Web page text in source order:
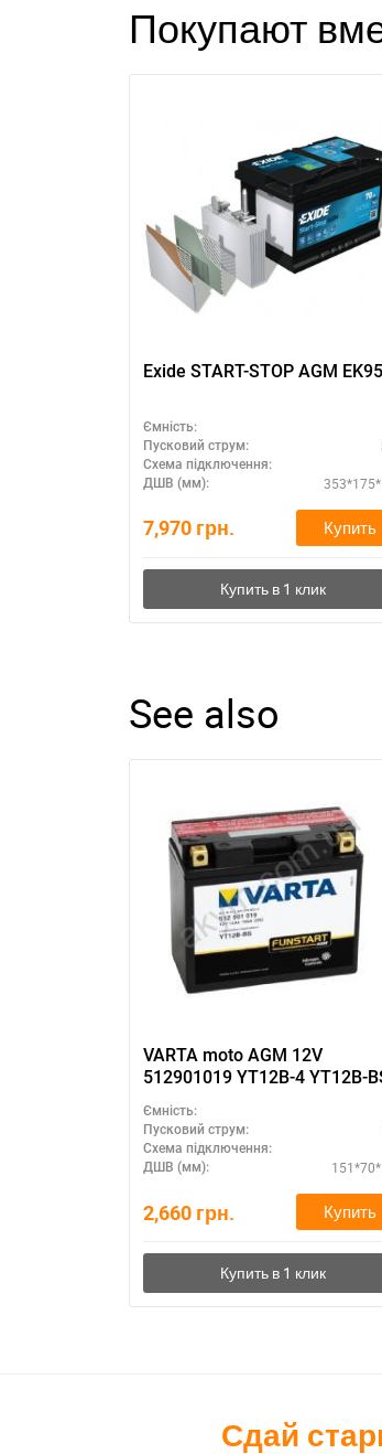
Покупают
Exide START-STOP AGM
Ємність:
Пусковий струм:
Схема підключення:
ДШВ (мм):
7,970 грн. Купить
See also
VARTA moto AGM 12V
512901019 YT12B-4 YT12B-
Ємність:
Пусковий струм:
Схема підключення:
ДШВ (мм):
2,660 грн. Купить
Сдай